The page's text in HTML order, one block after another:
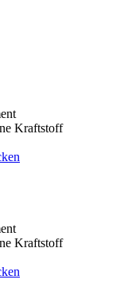
Kraftstoff
Kraftstoff